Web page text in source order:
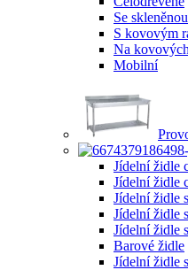
Se
S kovovým
Na
Mobilní
Jídelní židle
Jídelní židle
Jídelní židle
Jídelní židle
Jídelní židle
Barové židle
Jídelní židle